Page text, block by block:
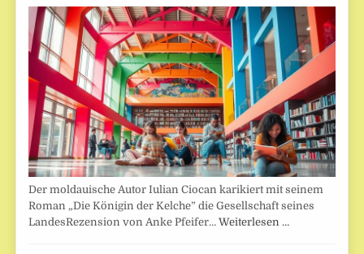
Der moldauische Autor Iulian Ciocan karikiert mit seinem
Roman „Die Königin der Kelche” die Gesellschaft seines
LandesRezension von Anke Pfeifer…Weiterlesen …